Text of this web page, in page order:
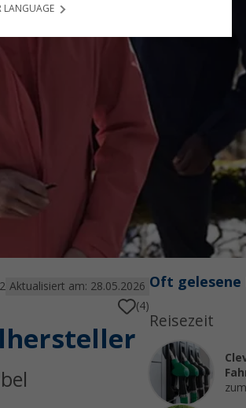
Aktualisiert am: 28.05.2026
(4)
Oft
Reisezeit
LANGUAGE